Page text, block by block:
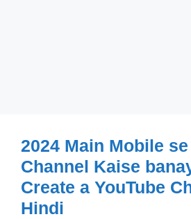
2024 Main Mobile
Channel Kaise
Create a YouTube
Hindi